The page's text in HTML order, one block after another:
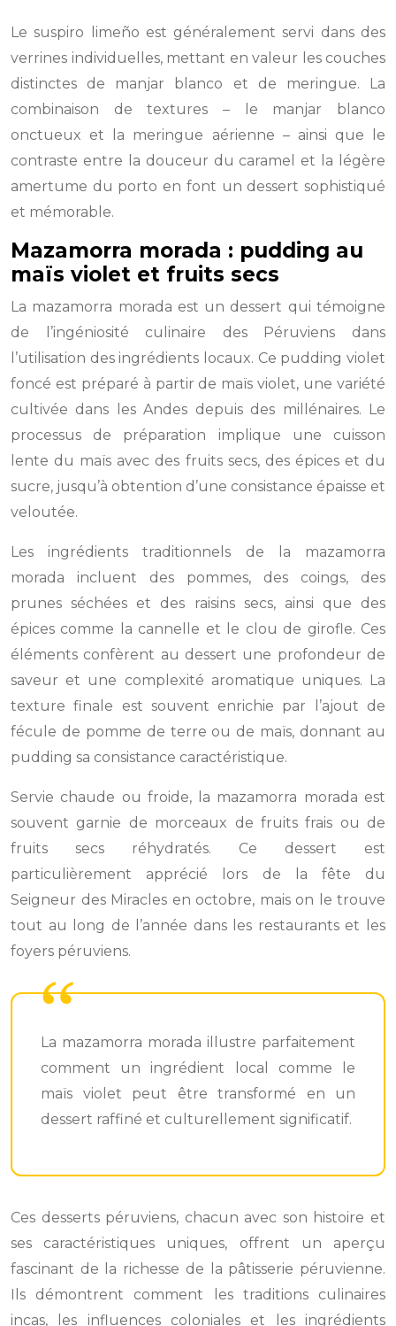
Le suspiro limeño est généralement servi dans des
verrines individuelles, mettant en valeur les couches
distinctes de manjar blanco et de meringue. La
combinaison de textures – le manjar blanco
onctueux et la meringue aérienne – ainsi que le
contraste entre la douceur du caramel et la légère
amertume du porto en font un dessert sophistiqué
et mémorable.
Mazamorra morada : pudding au
maïs violet et fruits secs
La mazamorra morada est un dessert qui témoigne
de l’ingéniosité culinaire des Péruviens dans
l’utilisation des ingrédients locaux. Ce pudding violet
foncé est préparé à partir de maïs violet, une variété
cultivée dans les Andes depuis des millénaires. Le
processus de préparation implique une cuisson
lente du maïs avec des fruits secs, des épices et du
sucre, jusqu’à obtention d’une consistance épaisse et
veloutée.
Les ingrédients traditionnels de la mazamorra
morada incluent des pommes, des coings, des
prunes séchées et des raisins secs, ainsi que des
épices comme la cannelle et le clou de girofle. Ces
éléments confèrent au dessert une profondeur de
saveur et une complexité aromatique uniques. La
texture finale est souvent enrichie par l’ajout de
fécule de pomme de terre ou de maïs, donnant au
pudding sa consistance caractéristique.
Servie chaude ou froide, la mazamorra morada est
souvent garnie de morceaux de fruits frais ou de
fruits secs réhydratés. Ce dessert est
particulièrement apprécié lors de la fête du
Seigneur des Miracles en octobre, mais on le trouve
tout au long de l’année dans les restaurants et les
foyers péruviens.
La mazamorra morada illustre parfaitement
comment un ingrédient local comme le
maïs violet peut être transformé en un
dessert raffiné et culturellement significatif.
Ces desserts péruviens, chacun avec son histoire et
ses caractéristiques uniques, offrent un aperçu
fascinant de la richesse de la pâtisserie péruvienne.
Ils démontrent comment les traditions culinaires
incas, les influences coloniales et les ingrédients